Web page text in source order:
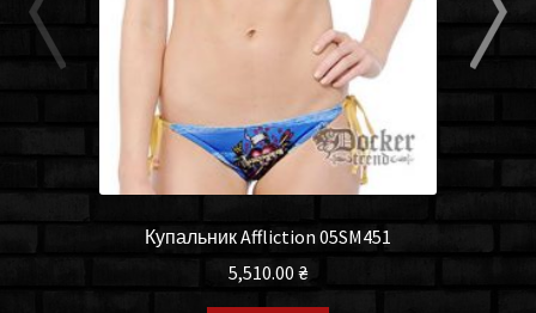
Купальник Affliction 05SM451
5,510.00 ₴